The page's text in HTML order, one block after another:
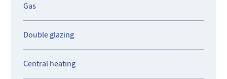
Gas
Double glazing
Central heating